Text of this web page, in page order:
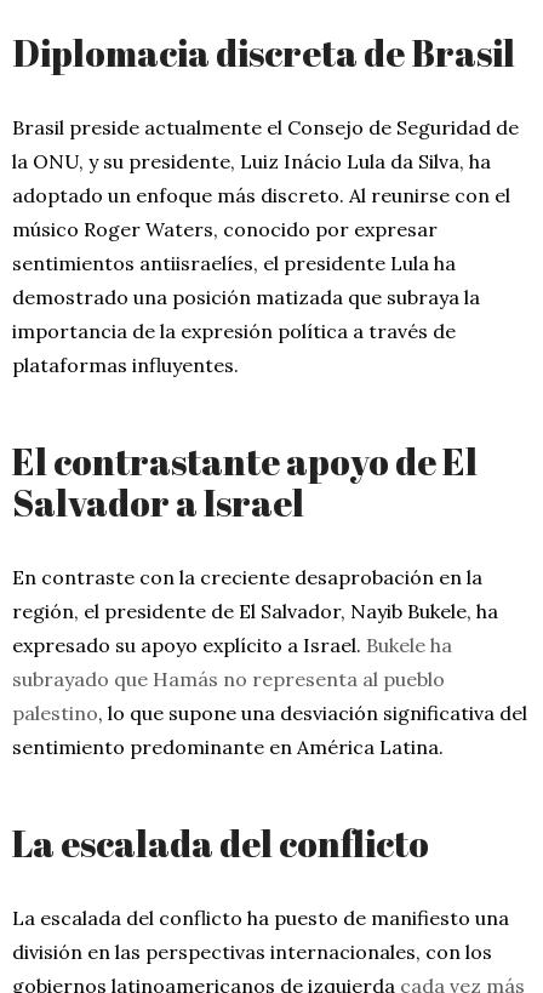
Diplomacia discreta de Brasil
Brasil preside actualmente el Consejo de Seguridad de
la ONU, y su presidente, Luiz Inácio Lula da Silva, ha
adoptado un enfoque más discreto. Al reunirse con el
músico Roger Waters, conocido por expresar
sentimientos antiisraelíes, el presidente Lula ha
demostrado una posición matizada que subraya la
importancia de la expresión política a través de
plataformas influyentes.
El contrastante apoyo de El
Salvador a Israel
En contraste con la creciente desaprobación en la
región, el presidente de El Salvador, Nayib Bukele, ha
expresado su apoyo explícito a Israel. Bukele ha
subrayado que Hamás no representa al pueblo
palestino, lo que supone una desviación significativa del
sentimiento predominante en América Latina.
La escalada del conflicto
La escalada del conflicto ha puesto de manifiesto una
división en las perspectivas internacionales, con los
gobiernos latinoamericanos de izquierda cada vez más